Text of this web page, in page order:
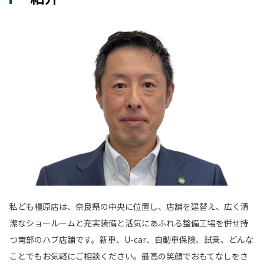
私ども橿原店は、奈良県の中央に位置し、店舗を建替え、広く清
潔なショールームと充実装備と活気にあふれる整備工場を併せ持
つ南部のハブ店舗です。新車、U-car、自動車保険、試乗、どんな
ことでもお気軽にご相談ください。最高の笑顔でおもてなしをさ